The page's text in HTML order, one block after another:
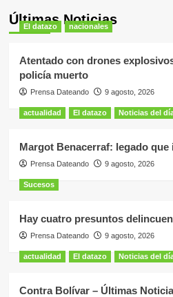
Últimas Noticias
El datazo nacionales
Atentado con drones
policía muerto
Prensa Dateando 9 agosto, 2026
actualidad El datazo Noticias del
Margot Benacerraf: legado que
Prensa Dateando 9 agosto, 2026
Sucesos
Hay cuatro presuntos
Prensa Dateando 9 agosto, 2026
actualidad El datazo Noticias del
Contra Bolívar – Últimas